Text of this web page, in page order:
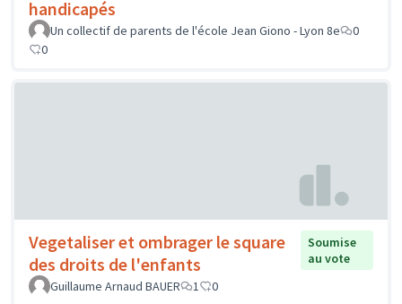
handicapés
Un collectif de parents de l'école Jean Giono - Lyon 8e
0
0
Vegetaliser et ombrager le square
des droits de l'enfants
Soumise
au vote
Guillaume Arnaud BAUER
1 0